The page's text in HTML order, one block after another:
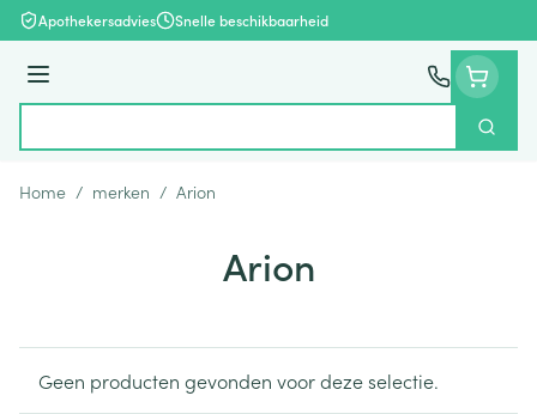
Ga naar de inhoud
Apothekersadvies Snelle beschikbaarheid
Menu
Zoek
Home / merken / Arion
Arion
Geen producten gevonden voor deze selectie.